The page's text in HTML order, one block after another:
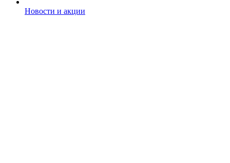
Новости и акции